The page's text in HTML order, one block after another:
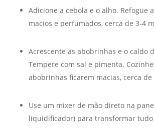
Adicione a cebola e o alho. Refogue
macios e perfumados, cerca de 3-4
Acrescente as abobrinhas e o caldo
Tempere com sal e pimenta.
abobrinhas ficarem macias, cerca
Use um mixer de mão direto na
liquidificador) para transformar tudo